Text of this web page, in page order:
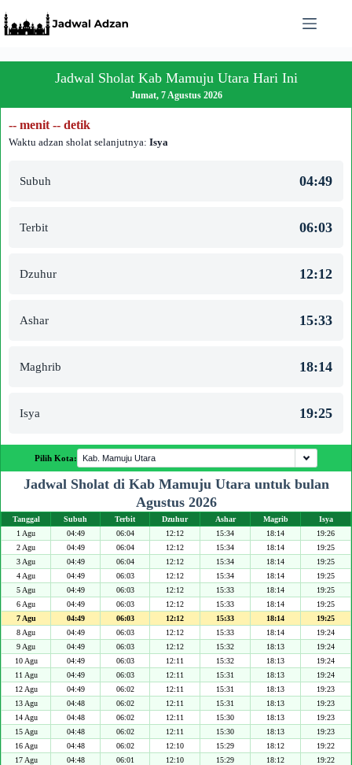
to
content
Jadwal Sholat Kab Mamuju Utara Hari Ini
Jumat, 7 Agustus 2026
-- menit -- detik
Waktu adzan sholat selanjutnya: Isya
Subuh 04:49
Terbit 06:03
Dzuhur 12:12
Ashar 15:33
Maghrib 18:14
Isya 19:25
Pilih Kota:
Jadwal Sholat di Kab Mamuju Utara untuk bulan
Agustus 2026
Tanggal Subuh Terbit Dzuhur Ashar Magrib
Isya
1 Agu
04:49 06:04 12:12 15:34 18:14
19:26
2 Agu
04:49 06:04 12:12 15:34 18:14
19:25
3 Agu
04:49 06:04 12:12 15:34 18:14
19:25
4 Agu
04:49 06:03 12:12 15:34 18:14
19:25
5 Agu
04:49 06:03 12:12 15:33 18:14
19:25
6 Agu
04:49 06:03 12:12 15:33 18:14
19:25
7 Agu
04:49 06:03 12:12 15:33 18:14
19:25
8 Agu
04:49 06:03 12:12 15:33 18:14
19:24
9 Agu
04:49 06:03 12:12 15:32 18:13
19:24
10 Agu
04:49 06:03 12:11 15:32 18:13
19:24
11 Agu
04:49 06:03 12:11 15:31 18:13
19:24
12 Agu
04:49 06:02 12:11 15:31 18:13
19:23
13 Agu
04:48 06:02 12:11 15:31 18:13
19:23
14 Agu
04:48 06:02 12:11 15:30 18:13
19:23
15 Agu
04:48 06:02 12:11 15:30 18:13
19:23
16 Agu
04:48 06:02 12:10 15:29 18:12
19:22
17 Agu
04:48 06:01 12:10 15:29 18:12
19:22